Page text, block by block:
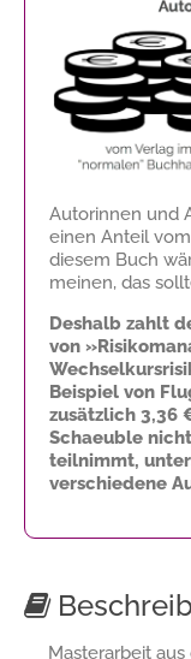
Autorinnen und
einen Anteil
diesem Buch
meinen, das
Deshalb zahlt
von
Beispiel von
zusätzlich 3,36
Schaeuble
teilnimmt,
verschiedene
Masterarbeit